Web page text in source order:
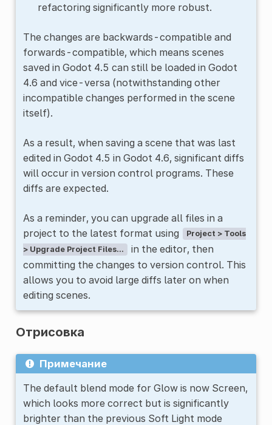
refactoring significantly more robust.
The changes are backwards-compatible and
forwards-compatible, which means scenes
saved in Godot 4.5 can still be loaded in Godot
4.6 and vice-versa (notwithstanding other
incompatible changes performed in the scene
itself).
As a result, when saving a scene that was last
edited in Godot 4.5 in Godot 4.6, significant diffs
will occur in version control programs. These
diffs are expected.
As a reminder, you can upgrade all files in a
project to the latest format using
Project > Tools
> Upgrade Project Files...
in the editor, then
committing the changes to version control. This
allows you to avoid large diffs later on when
editing scenes.
Отрисовка
Примечание
The default blend mode for Glow is now Screen,
which looks more correct but is significantly
brighter than the previous Soft Light mode